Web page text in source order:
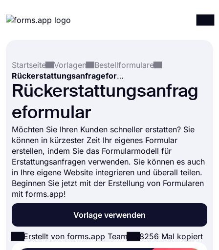
Integrationen
Vorlagen
Ressourcen
Startseite
Vorlagen
Bestellformulare
Rückerstattungsanfrageformular
Rückerstattungsanfrag
eformular
Möchten Sie Ihren Kunden schneller erstatten? Sie
können in kürzester Zeit Ihr eigenes Formular
erstellen, indem Sie das Formularmodell für
Erstattungsanfragen verwenden. Sie können es auch
in Ihre eigene Website integrieren und überall teilen.
Beginnen Sie jetzt mit der Erstellung von Formularen
mit forms.app!
Vorlage verwenden
Erstellt von forms.app Team 8256 Mal kopiert